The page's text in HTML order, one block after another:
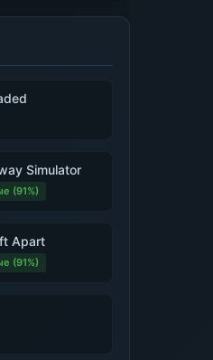
Simulator
(91%)
Apart
(91%)